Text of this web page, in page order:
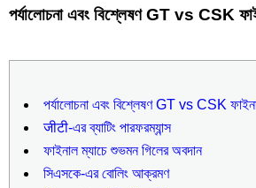
পর্যালোচনা এবং বিশ্লেষণ GT vs CSK
পর্যালোচনা এবং বিশ্লেষণ GT vs CSK
जीटी-এর ব্যাটিং পারফরম্যান্স
ফাইনাল ম্যাচে শুভমন গিলের অবদান
সিএসকে-এর বোলিং আক্রমণ